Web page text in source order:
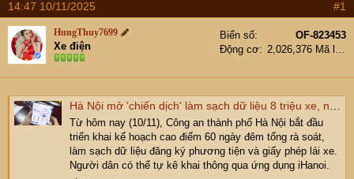
a
d
s
t
t
e
ử
14:47 10/11/2025 #1
HungThuy7699
Xe điện
Biển số
OF-823453
Động cơ
2,026,376 Mã lực
Hà Nội mở 'chiến dịch' làm sạch dữ liệu 8 triệu xe, người dân kê khai qua iHanoi
Từ hôm nay (10/11), Công an thành phố Hà Nội bắt đầu
triển khai kế hoạch cao điểm 60 ngày đêm tổng rà soát,
làm sạch dữ liệu đăng ký phương tiện và giấy phép lái xe.
Người dân có thể tự kê khai thông qua ứng dụng iHanoi.